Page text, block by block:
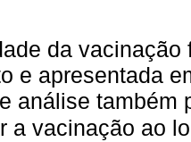
da
e apresentada
análise também
a vacinação ao